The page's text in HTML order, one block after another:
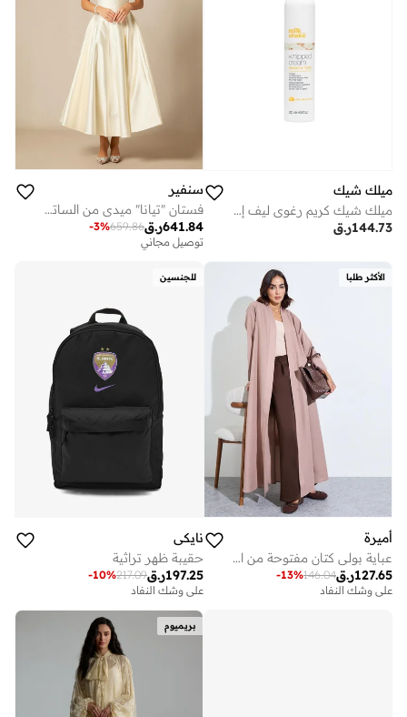
ميلك شيك
ميلك شيك كريم رغوي ليف إن 200 مل
ر.ق144.73
سنفير
فستان "تيانا" ميدي من الساتان بياقة على شكل V وأكمام كاب
ر.ق641.84
659.86
-3%
توصيل مجاني
الأكثر طلبا
أميرة
عباية بولي كتان مفتوحة من الأمام بتصميم هيرو، مع تضييق فتحة الكم وإضافة شق في الكم حسب صورة المرجع في أمر الشراء
ر.ق127.65
146.04
-13%
على وشك النفاد
للجنسين
نايكي
حقيبة ظهر تراثية
ر.ق197.25
217.09
-10%
على وشك النفاد
بريميوم